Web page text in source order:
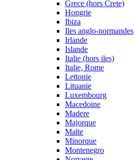
Grece (hors Crete)
Hongrie
Ibiza
Iles anglo-normandes
Irlande
Islande
Italie (hors iles)
Italie, Rome
Lettonie
Lituanie
Luxembourg
Macedoine
Madere
Majorque
Malte
Minorque
Montenegro